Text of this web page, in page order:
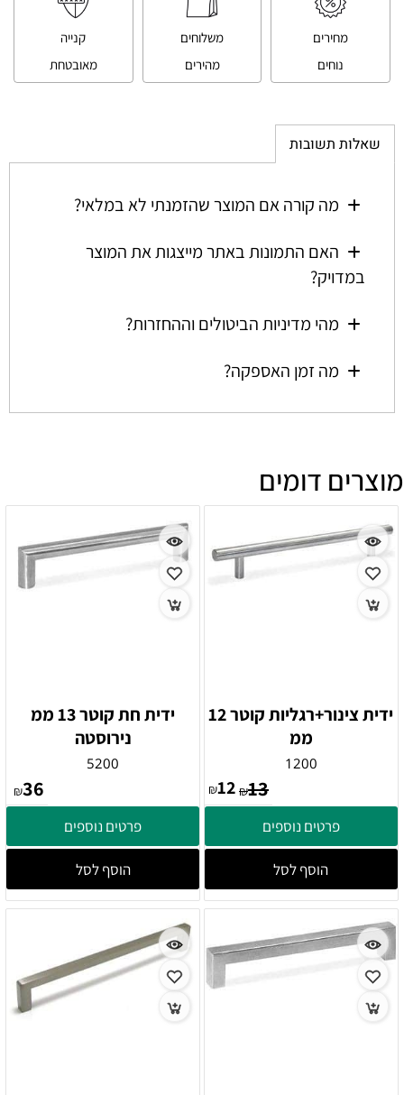
מחירים
נוחים
משלוחים
מהירים
קנייה
מאובטחת
שאלות תשובות
מה קורה אם המוצר שהזמנתי לא במלאי?
האם התמונות באתר מייצגות את המוצר
במדויק?
מהי מדיניות הביטולים וההחזרות?
מה זמן האספקה?
מוצרים דומים
ידית צינור+רגליות קוטר 12
ממ
1200
₪13
₪12
פרטים נוספים
הוסף לסל
ידית חת קוטר 13 ממ
נירוסטה
5200
₪36
פרטים נוספים
הוסף לסל